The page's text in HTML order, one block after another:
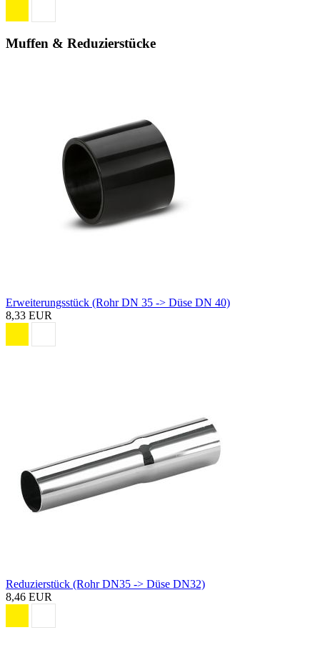
Muffen & Reduzierstücke
Erweiterungsstück (Rohr DN 35 -> Düse DN 40)
8,33 EUR
Reduzierstück (Rohr DN35 -> Düse DN32)
8,46 EUR